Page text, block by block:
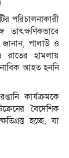
পরিচালনাকারী
তাৎক্ষণিকভাবে
পালাউ ও
রাতের হামলায়
আহত হননি
কার্যক্রমকে
বৈদেশিক
হচ্ছে, যা